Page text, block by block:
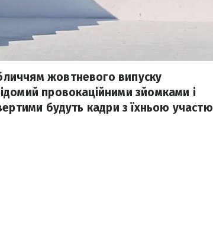
жовтневого випуску
провокаційними зйомками і
будуть кадри з їхньою участю